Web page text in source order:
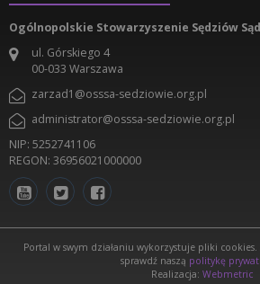
Ogólnopolskie Stowarzyszenie Sędziów
ul. Górskiego 4
00-033 Warszawa
zarzad1@osssa-sedziowie.org.pl
administrator@osssa-sedziowie.org.pl
NIP: 5252741106
REGON: 36956021000000
Portal w swym działaniu wykorzystuje pliki cookies.
sprawdź naszą politykę
Realizacja: Webmetric